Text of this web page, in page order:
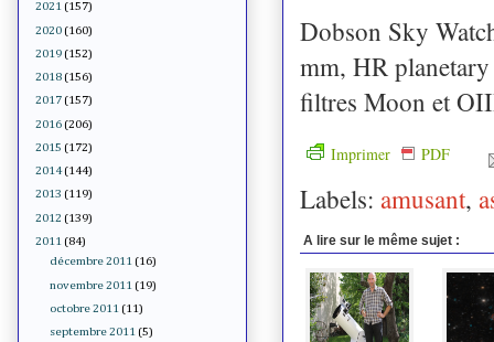
Dobson Sky
mm, HR
filtres Moon et
Imprimer PDF
Labels: amusant,
A lire sur le même sujet :
2021 (157)
2020 (160)
2019 (152)
2018 (156)
2017 (157)
2016 (206)
2015 (172)
2014 (144)
2013 (119)
2012 (139)
2011 (84)
décembre 2011 (16)
novembre 2011 (19)
octobre 2011 (11)
septembre 2011 (5)